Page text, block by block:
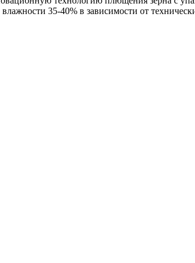
35-40% в зависимости от